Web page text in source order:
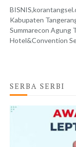
Kabupaten
Summarecon Agung
Hotel&Convention
SERBA SERBI